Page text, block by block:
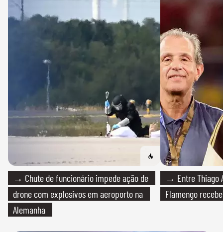
→ Chute de funcionário impede ação de
drone com explosivos em aeroporto na
Alemanha
→ Entre Thiago
Flamengo